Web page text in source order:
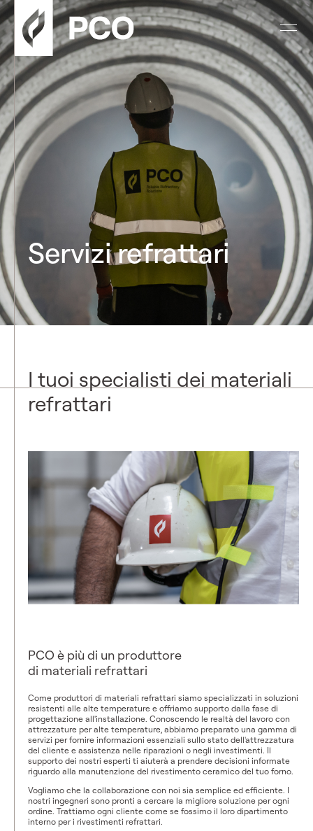
Servizi refrattari
I tuoi specialisti dei materiali
refrattari
PCO è più di un produttore
di materiali refrattari
Come produttori di materiali refrattari siamo specializzati in soluzioni
resistenti alle alte temperature e offriamo supporto dalla fase di
progettazione all'installazione. Conoscendo le realtà del lavoro con
attrezzature per alte temperature, abbiamo preparato una gamma di
servizi per fornire informazioni essenziali sullo stato dell'attrezzatura
del cliente e assistenza nelle riparazioni o negli investimenti. Il
supporto dei nostri esperti ti aiuterà a prendere decisioni informate
riguardo alla manutenzione del rivestimento ceramico del tuo forno.
Vogliamo che la collaborazione con noi sia semplice ed efficiente. I
nostri ingegneri sono pronti a cercare la migliore soluzione per ogni
ordine. Trattiamo ogni cliente come se fossimo il loro dipartimento
interno per i rivestimenti refrattari.